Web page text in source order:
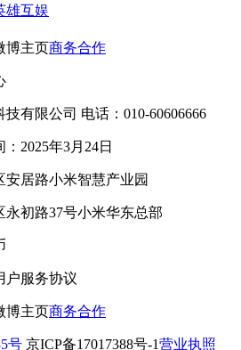
雄互娱
博主页商务合作
有限公司 电话：010-60606666
2025年3月24日
居路小米智慧产业园
初路37号小米华东总部
户服务协议
博主页商务合作
号 京ICP备17017388号-1营业执照